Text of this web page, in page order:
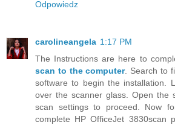
Odpowiedz
carolineangela 1:17 PM
The Instructions are here to
scan to the computer. Search to
software to begin the installation.
over the scanner glass. Open the
scan settings to proceed. Now
complete HP OfficeJet 3830scan